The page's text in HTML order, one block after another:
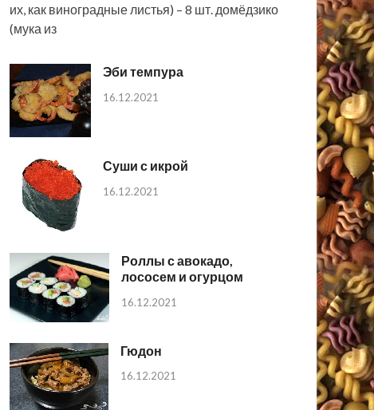
их, как виноградные листья) – 8 шт. домёдзико
(мука из
Эби темпура
16.12.2021
Суши с икрой
16.12.2021
Роллы с авокадо,
лососем и огурцом
16.12.2021
Гюдон
16.12.2021